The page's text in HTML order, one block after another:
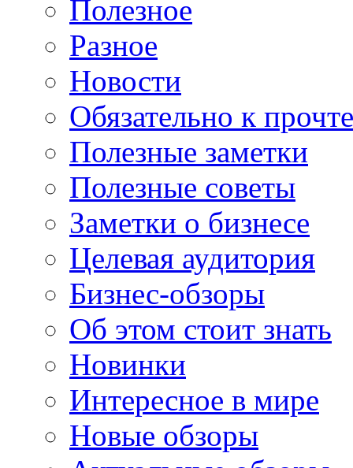
Полезное
Разное
Новости
Обязательно к
Полезные заметки
Полезные советы
Заметки о бизнесе
Целевая аудитория
Бизнес-обзоры
Об этом стоит знать
Новинки
Интересное в мире
Новые обзоры